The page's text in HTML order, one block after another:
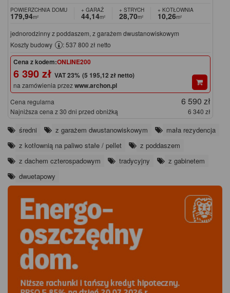
POWIERZCHNIA DOMU
179,94m²
+ GARAŻ
44,14m²
+ STRYCH
28,70m²
+ KOTŁOWNIA
10,26m²
jednorodzinny z poddaszem, z garażem dwustanowiskowym
Koszty budowy
: 537 800 zł netto
Cena z kodem:ONLINE200
6 390 zł (5 195,12 zł netto)
na zamówienia przezwww.archon.pl
Cena regularna 6 590 zł
Najniższa cena z 30 dni przed obniżką 6 340 zł
średni z garażem dwustanowiskowym
mała rezydencja
z kotłownią na paliwo stałe / pellet
z poddaszem
z dachem czterospadowym
tradycyjny
z gabinetem
dwuetapowy